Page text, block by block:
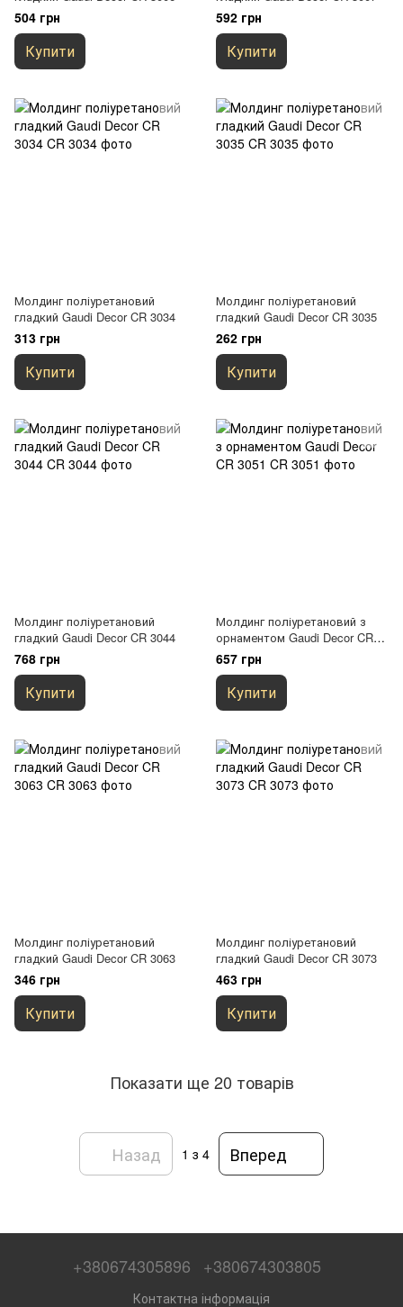
504 грн
Купити
592 грн
Купити
Молдинг поліуретановий
гладкий Gaudi Decor CR 3034
313 грн
Купити
Молдинг поліуретановий
гладкий Gaudi Decor CR 3035
262 грн
Купити
Молдинг поліуретановий
гладкий Gaudi Decor CR 3044
768 грн
Купити
Молдинг поліуретановий з
орнаментом Gaudi Decor CR
3051
657 грн
Купити
Молдинг поліуретановий
гладкий Gaudi Decor CR 3063
346 грн
Купити
Молдинг поліуретановий
гладкий Gaudi Decor CR 3073
463 грн
Купити
Показати ще 20 товарів
Назад 1 з 4 Вперед
+380674305896 +380674303805
Контактна інформація